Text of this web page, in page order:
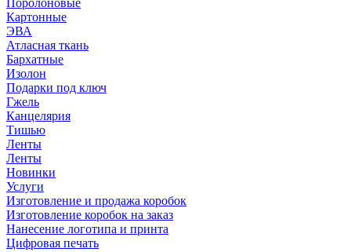
Поролоновые
Картонные
ЭВА
Атласная ткань
Бархатные
Изолон
Подарки под ключ
Гжель
Канцелярия
Тишью
Ленты
Ленты
Новинки
Услуги
Изготовление и продажа коробок
Изготовление коробок на заказ
Нанесение логотипа и принта
Цифровая печать